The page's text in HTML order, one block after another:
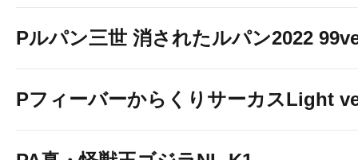
Pルパン三世 消されたルパン2022
PフィーバーからくりサーカスLight